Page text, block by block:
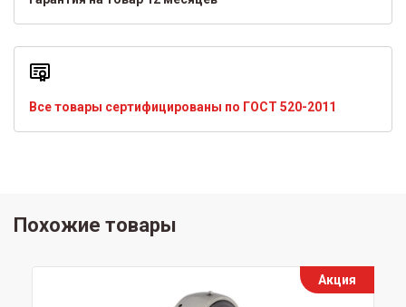
Все товары сертифицированы по ГОСТ 520-2011
Похожие товары
Акция